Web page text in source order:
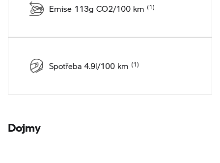
Emise 113g CO2/100 km
Spotřeba 4.9l/100 km
Dojmy